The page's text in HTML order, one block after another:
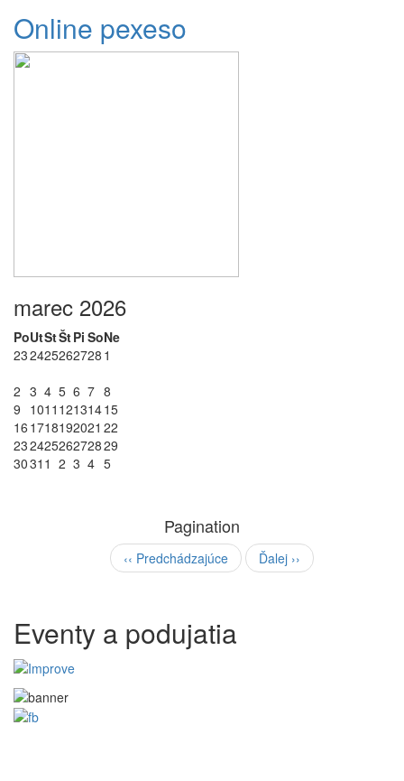
Online pexeso
marec 2026
PoUtStŠtPi SoNe
232425262728 1
2 3 4 5 6 7 8
9 1011 12131415
16 1718192021 22
23242526272829
3031 1 2 3 4 5
Pagination
‹‹ Predchádzajúce Ďalej ››
Eventy a podujatia